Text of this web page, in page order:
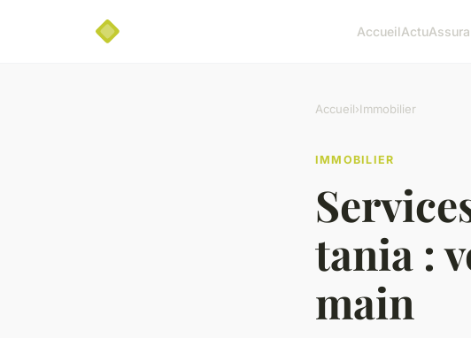
AccueilActu
Accueil›Immobilier
IMMOBILIER
tania :
main